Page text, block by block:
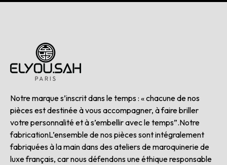
Notre marque s’inscrit dans le temps : « chacune de nos
pièces est destinée à vous accompagner, à faire briller
votre personnalité et à s’embellir avec le temps”.Notre
fabricationL’ensemble de nos pièces sont intégralement
fabriquées à la main dans des ateliers de maroquinerie de
luxe français, car nous défendons une éthique responsable